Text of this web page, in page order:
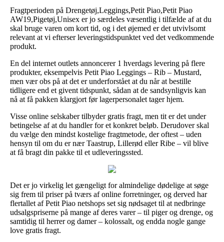
Fragtperioden på Drengetøj,Leggings,Petit Piao,Petit Piao
AW19,Pigetøj,Unisex er jo særdeles væsentlig i tilfælde af at du
skal bruge varen om kort tid, og i det øjemed er det utvivlsomt
relevant at vi efterser leveringstidspunktet ved det vedkommende
produkt.
En del internet outlets annoncerer 1 hverdags levering på flere
produkter, eksempelvis Petit Piao Leggings – Rib – Mustard,
men vær obs på at det er underforstået at du når at bestille
tidligere end et givent tidspunkt, sådan at de sandsynligvis kan
nå at få pakken klargjort før lagerpersonalet tager hjem.
Visse online selskaber tilbyder gratis fragt, men tit er det under
betingelse af at du handler for et konkret beløb. Derudover skal
du vælge den mindst kostelige fragtmetode, der oftest – uden
hensyn til om du er nær Taastrup, Lillerød eller Ribe – vil blive
at få bragt din pakke til et udleveringssted.
Det er jo virkelig let gængeligt for almindelige dødelige at søge
sig frem til priser på tværs af online forretninger, og derved har
flertallet af Petit Piao netshops set sig nødsaget til at nedbringe
udsalgspriserne på mange af deres varer – til piger og drenge, og
samtidig til herrer og damer – kolossalt, og endda nogle gange
love gratis fragt.